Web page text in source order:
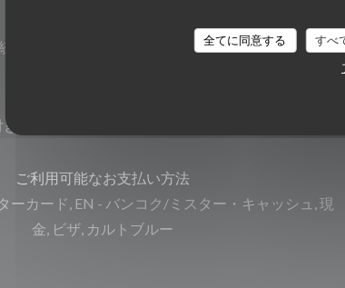
全てに同意する すべ
的なレストラン, デリカテッセン
テラス, 貸し切り, 公共の駐車場, WI-FI, デリ
ご利用可能なお支払い方法
ーカード, EN - バンコク/ミスター・キャッシュ, 現
金, ビザ, カルトブルー